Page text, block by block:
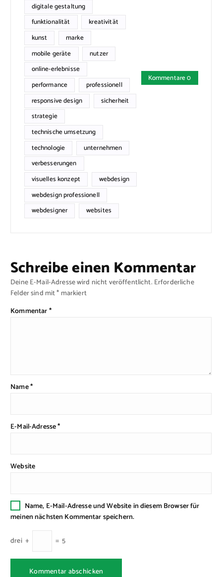
digitale gestaltung
funktionalität
kreativität
kunst
marke
mobile geräte
nutzer
online-erlebnisse
performance
professionell
responsive design
sicherheit
strategie
technische umsetzung
technologie
unternehmen
verbesserungen
visuelles konzept
webdesign
webdesign professionell
webdesigner
websites
Kommentare 0
Schreibe einen Kommentar
Deine E-Mail-Adresse wird nicht veröffentlicht. Erforderliche
Felder sind mit*markiert
Kommentar*
Name*
E-Mail-Adresse*
Website
Name, E-Mail-Adresse und Website in diesem Browser für
meinen nächsten Kommentar speichern.
drei + = 5